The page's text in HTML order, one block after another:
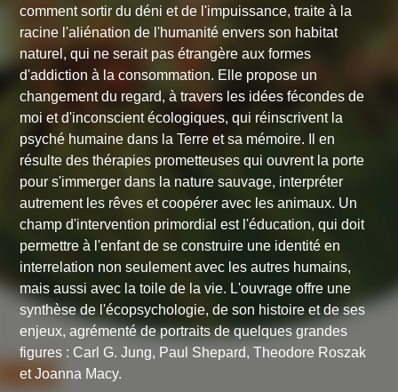
comment sortir du déni et de l'impuissance, traite à la
racine l'aliénation de l'humanité envers son habitat
naturel, qui ne serait pas étrangère aux formes
d'addiction à la consommation. Elle propose un
changement du regard, à travers les idées fécondes de
moi et d'inconscient écologiques, qui réinscrivent la
psyché humaine dans la Terre et sa mémoire. Il en
résulte des thérapies prometteuses qui ouvrent la porte
pour s'immerger dans la nature sauvage, interpréter
autrement les rêves et coopérer avec les animaux. Un
champ d'intervention primordial est l'éducation, qui doit
permettre à l'enfant de se construire une identité en
interrelation non seulement avec les autres humains,
mais aussi avec la toile de la vie. L'ouvrage offre une
synthèse de l'écopsychologie, de son histoire et de ses
enjeux, agrémenté de portraits de quelques grandes
figures : Carl G. Jung, Paul Shepard, Theodore Roszak
et Joanna Macy.